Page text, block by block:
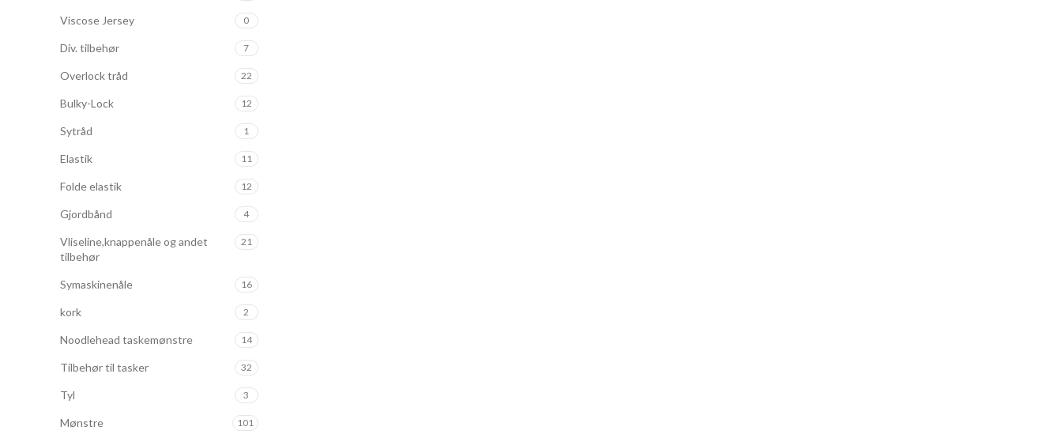
Viscose Jersey 0
Div. tilbehør 7
Overlock tråd 22
Bulky-Lock 12
Sytråd 1
Elastik 11
Folde elastik 12
Gjordbånd 4
Vliseline,knappenåle og andet
tilbehør
21
Symaskinenåle 16
kork 2
Noodlehead taskemønstre 14
Tilbehør til tasker 32
Tyl 3
Mønstre 101